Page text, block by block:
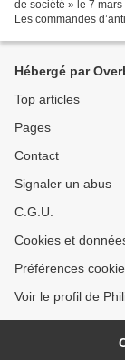
de société » le 7
Les commandes
Hébergé par
Top articles
Pages
Contact
Signaler un abus
C.G.U.
Cookies et
Préférences
Voir le profil de